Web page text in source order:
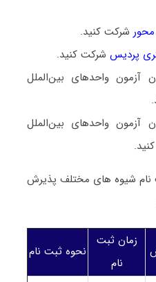
شرکت کنید.
پردیسشرکت کنید.
آزمون واحدهای بین‌الملل
آزمون واحدهای بین‌الملل
نام شیوه های مختلف پذیرش
زمان ثبت
نام
نحوه ثبت نام